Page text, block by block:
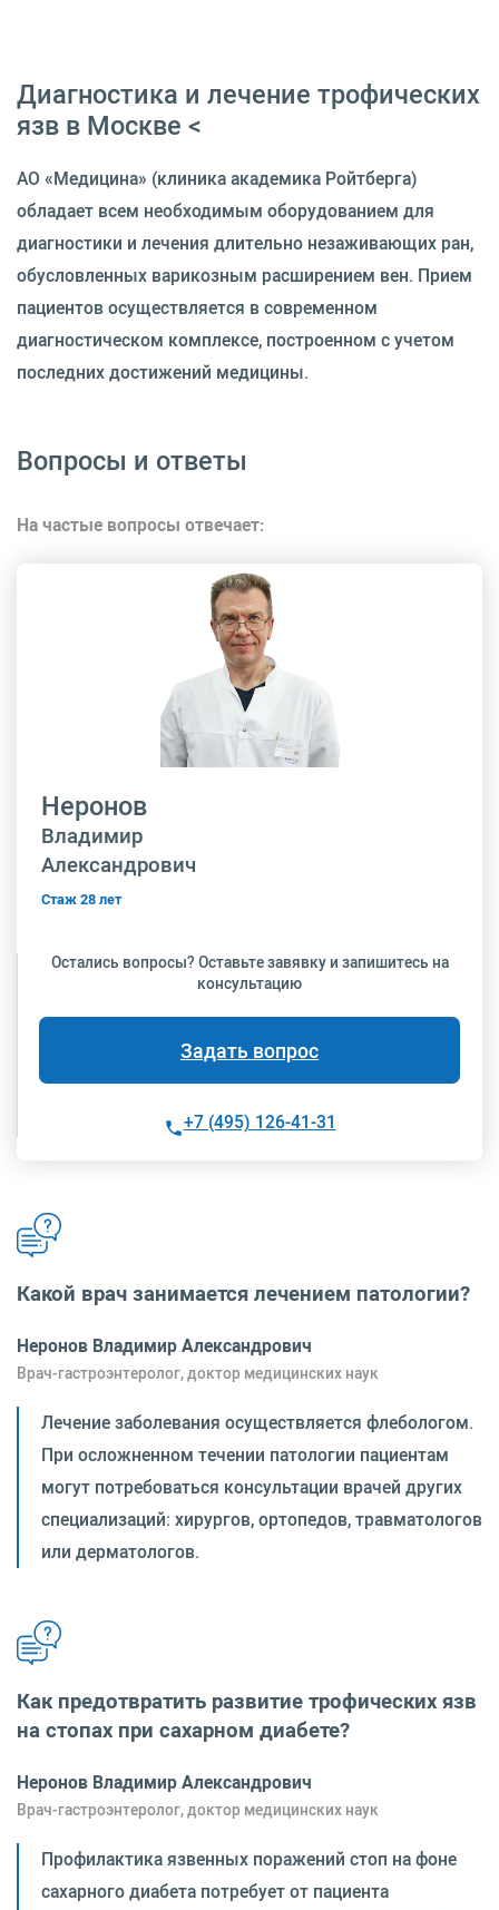
Диагностика и лечение трофических
язв в Москве <
АО «Медицина» (клиника академика Ройтберга)
обладает всем необходимым оборудованием для
диагностики и лечения длительно незаживающих ран,
обусловленных варикозным расширением вен. Прием
пациентов осуществляется в современном
диагностическом комплексе, построенном с учетом
последних достижений медицины.
Вопросы и ответы
На частые вопросы отвечает:
Неронов
Владимир
Александрович
Стаж 28 лет
Остались вопросы? Оставьте завявку и запишитесь на
консультацию
Задать вопрос
+7 (495) 126-41-31
Какой врач занимается лечением патологии?
Неронов Владимир Александрович
Врач-гастроэнтеролог, доктор медицинских наук
Лечение заболевания осуществляется флебологом.
При осложненном течении патологии пациентам
могут потребоваться консультации врачей других
специализаций: хирургов, ортопедов, травматологов
или дерматологов.
Как предотвратить развитие трофических язв
на стопах при сахарном диабете?
Неронов Владимир Александрович
Врач-гастроэнтеролог, доктор медицинских наук
Профилактика язвенных поражений стоп на фоне
сахарного диабета потребует от пациента